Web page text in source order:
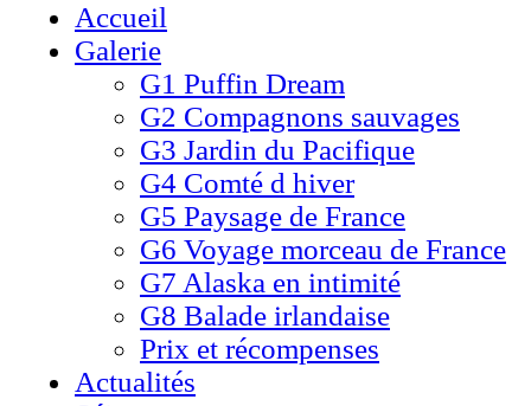
Accueil
Galerie
G1 Puffin Dream
G2 Compagnons sauvages
G3 Jardin du Pacifique
G4 Comté d hiver​
G5 Paysage de France
G6 Voyage morceau de France
G7 Alaska en intimité
G8 Balade irlandaise
Prix et récompenses
Actualités